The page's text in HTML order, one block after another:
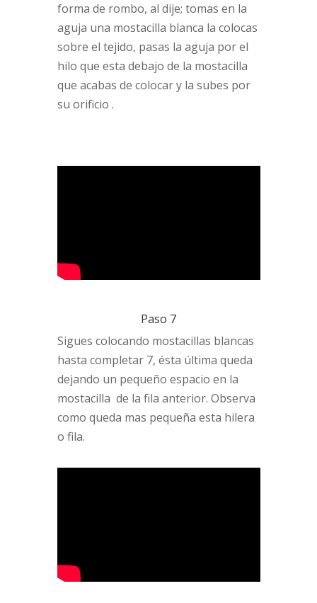
forma de rombo, al dije; tomas en la
aguja una mostacilla blanca la colocas
sobre el tejido, pasas la aguja por el
hilo que esta debajo de la mostacilla
que acabas de colocar y la subes por
su orificio .
Paso 7
Sigues colocando mostacillas blancas
hasta completar 7, ésta última queda
dejando un pequeño espacio en la
mostacilla de la fila anterior. Observa
como queda mas pequeña esta hilera
o fila.